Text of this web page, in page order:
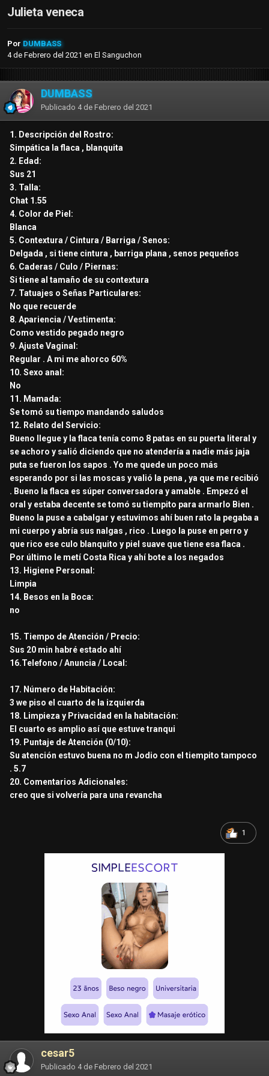
Julieta veneca
Por DUMBASS
4 de Febrero del 2021 en El Sanguchon
DUMBASS
Publicado 4 de Febrero del 2021
1. Descripción del Rostro:
Simpática la flaca , blanquita
2. Edad:
Sus 21
3. Talla:
Chat 1.55
4. Color de Piel:
Blanca
5. Contextura / Cintura / Barriga / Senos:
Delgada , si tiene cintura , barriga plana , senos pequeños
6. Caderas / Culo / Piernas:
Si tiene al tamaño de su contextura
7. Tatuajes o Señas Particulares:
No que recuerde
8. Apariencia / Vestimenta:
Como vestido pegado negro
9. Ajuste Vaginal:
Regular . A mi me ahorco 60%
10. Sexo anal:
No
11. Mamada:
Se tomó su tiempo mandando saludos
12. Relato del Servicio:
Bueno llegue y la flaca tenía como 8 patas en su puerta literal y
se achoro y salió diciendo que no atendería a nadie más jaja
puta se fueron los sapos . Yo me quede un poco más
esperando por si las moscas y valió la pena , ya que me recibió
. Bueno la flaca es súper conversadora y amable . Empezó el
oral y estaba decente se tomó su tiempito para armarlo Bien .
Bueno la puse a cabalgar y estuvimos ahí buen rato la pegaba a
mi cuerpo y abría sus nalgas , rico . Luego la puse en perro y
que rico ese culo blanquito y piel suave que tiene esa flaca .
Por último le metí Costa Rica y ahí bote a los negados
13. Higiene Personal:
Limpia
14. Besos en la Boca:
no
15. Tiempo de Atención / Precio:
Sus 20 min habré estado ahí
16.Telefono / Anuncia / Local:
17. Número de Habitación:
3 we piso el cuarto de la izquierda
18. Limpieza y Privacidad en la habitación:
El cuarto es amplio así que estuve tranqui
19. Puntaje de Atención (0/10):
Su atención estuvo buena no m Jodio con el tiempito tampoco
. 5.7
20. Comentarios Adicionales:
creo que si volvería para una revancha
1
cesar5
Publicado 4 de Febrero del 2021